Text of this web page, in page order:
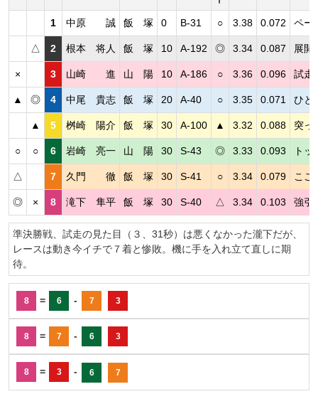
1 中原 誠 飯 塚 0 B-31 ○ 3.38 0.072 ペー
△ 2 根本 将人 飯 塚 10 A-192 ◎ 3.34 0.087 展
× 3 山崎 進 山 陽 10 A-186 ○ 3.36 0.096 試走
▲ ◎ 4 中尾 貴志 飯 塚 20 A-40 ○ 3.35 0.071 ひと
▲ 5 桝崎 陽介 飯 塚 30 A-100 ▲ 3.32 0.088 突っ
○ ○ 6 岩崎 亮一 山 陽 30 S-43 ◎ 3.33 0.093 ト
△ 7 久門 徹 飯 塚 30 S-41 ○ 3.34 0.079 ここ
◎ × 8 滝下 隼平 飯 塚 30 S-40 △ 3.34 0.103 強引
準決勝戦、試走の見た目（３、31秒）は悪くなかった瀧下だが、
レースは動き今イチで７着と惨敗。機に手を入れ立て直しに期
待。
8 = 6 - 7 3
8 = 7 - 6 3
8 = 3 - 6 7